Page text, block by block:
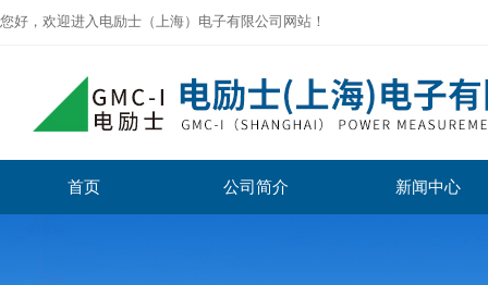
您好，欢迎进入电励士（上海）电子有限公司网站！
首页 公司简介 新闻中心